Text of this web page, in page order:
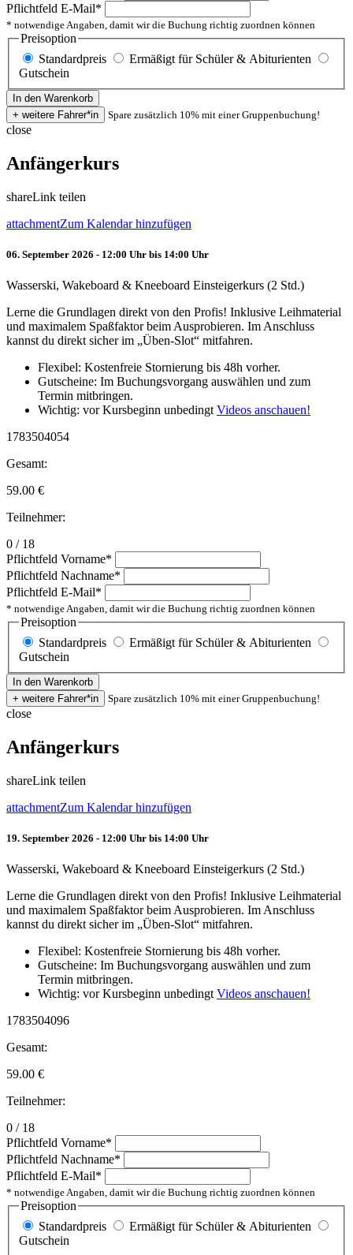
Pflichtfeld E-Mail*
* notwendige Angaben, damit wir die Buchung richtig zuordnen können
Preisoption
Standardpreis
Ermäßigt für Schüler & Abiturienten
Gutschein
Spare zusätzlich 10% mit einer Gruppenbuchung!
close
Anfängerkurs
shareLink teilen
attachmentZum Kalendar hinzufügen
06. September 2026 - 12:00 Uhr bis 14:00 Uhr
Wasserski, Wakeboard & Kneeboard Einsteigerkurs (2 Std.)
Lerne die Grundlagen direkt von den Profis! Inklusive Leihmaterial
und maximalem Spaßfaktor beim Ausprobieren. Im Anschluss
kannst du direkt sicher im „Üben-Slot“ mitfahren.
Flexibel: Kostenfreie Stornierung bis 48h vorher.
Gutscheine: Im Buchungsvorgang auswählen und zum
Termin mitbringen.
Wichtig: vor Kursbeginn unbedingt Videos anschauen!
1783504054
Gesamt:
59.00 €
Teilnehmer:
0 / 18
Pflichtfeld Vorname*
Pflichtfeld Nachname*
Pflichtfeld E-Mail*
* notwendige Angaben, damit wir die Buchung richtig zuordnen können
Preisoption
Standardpreis
Ermäßigt für Schüler & Abiturienten
Gutschein
Spare zusätzlich 10% mit einer Gruppenbuchung!
close
Anfängerkurs
shareLink teilen
attachmentZum Kalendar hinzufügen
19. September 2026 - 12:00 Uhr bis 14:00 Uhr
Wasserski, Wakeboard & Kneeboard Einsteigerkurs (2 Std.)
Lerne die Grundlagen direkt von den Profis! Inklusive Leihmaterial
und maximalem Spaßfaktor beim Ausprobieren. Im Anschluss
kannst du direkt sicher im „Üben-Slot“ mitfahren.
Flexibel: Kostenfreie Stornierung bis 48h vorher.
Gutscheine: Im Buchungsvorgang auswählen und zum
Termin mitbringen.
Wichtig: vor Kursbeginn unbedingt Videos anschauen!
1783504096
Gesamt:
59.00 €
Teilnehmer:
0 / 18
Pflichtfeld Vorname*
Pflichtfeld Nachname*
Pflichtfeld E-Mail*
* notwendige Angaben, damit wir die Buchung richtig zuordnen können
Preisoption
Standardpreis
Ermäßigt für Schüler & Abiturienten
Gutschein